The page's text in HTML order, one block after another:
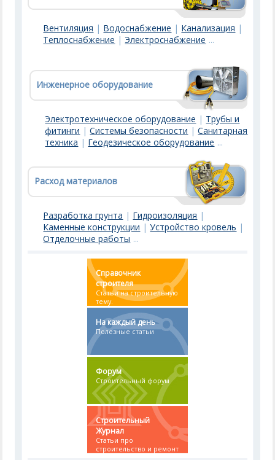
Вентиляция | Водоснабжение | Канализация |
Теплоснабжение |Электроснабжение ...
Инженерное оборудование
Электротехническое оборудование | Трубы и
фитинги |Системы безопасности |Санитарная
техника | Геодезическое оборудование ...
Расход материалов
Разработка грунта | Гидроизоляция |
Каменные конструкции |Устройство кровель |
Отделочные работы ...
Справочник
строителя
Статьи на строительную
тему.
На каждый день
Полезные статьи
Форум
Строительный форум
Строительный
Журнал
Статьи про
строительство и ремонт